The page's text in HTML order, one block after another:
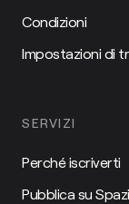
Condizioni
Impostazioni di
SERVIZI
Perché iscriverti
Pubblica su